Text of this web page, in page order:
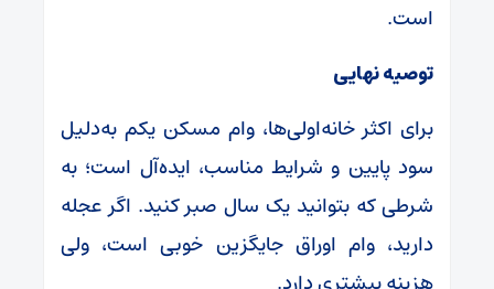
است.
توصیه نهایی
برای اکثر خانه‌اولی‌ها، وام مسکن یکم به‌دلیل
سود پایین و شرایط مناسب، ایده‌آل است؛ به
شرطی که بتوانید یک سال صبر کنید. اگر عجله
دارید، وام اوراق جایگزین خوبی است، ولی